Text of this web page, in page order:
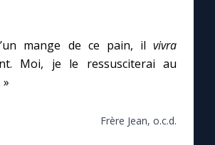
mange de ce pain, il vivra
Moi, je le ressusciterai au
Frère Jean, o.c.d.